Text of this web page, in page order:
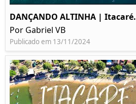
DANÇANDO ALTINHA | Itacaré.
Por Gabriel VB
Publicado em 13/11/2024